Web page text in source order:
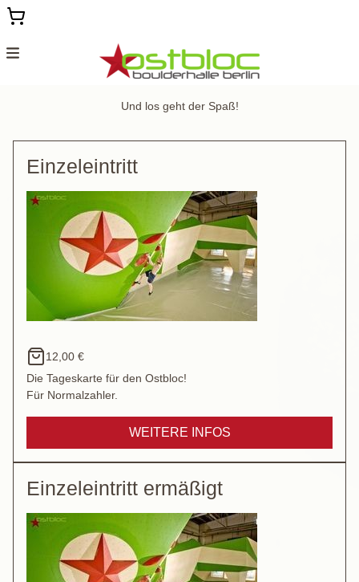
Menu
Gutscheine für Eintritte
Ostbloc Homepage
Und los geht der Spaß!
Einzeleintritt
12,00 €
Die Tageskarte für den Ostbloc!
Für Normalzahler.
WEITERE INFOS
Einzeleintritt ermäßigt